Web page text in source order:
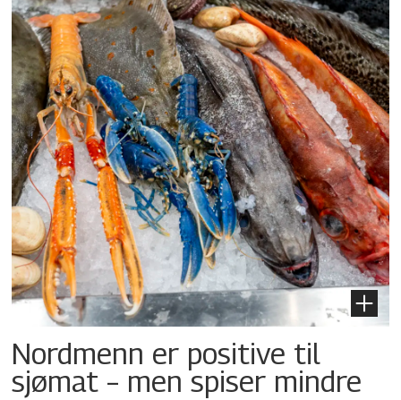
Nordmenn er positive til
sjømat – men spiser mindre